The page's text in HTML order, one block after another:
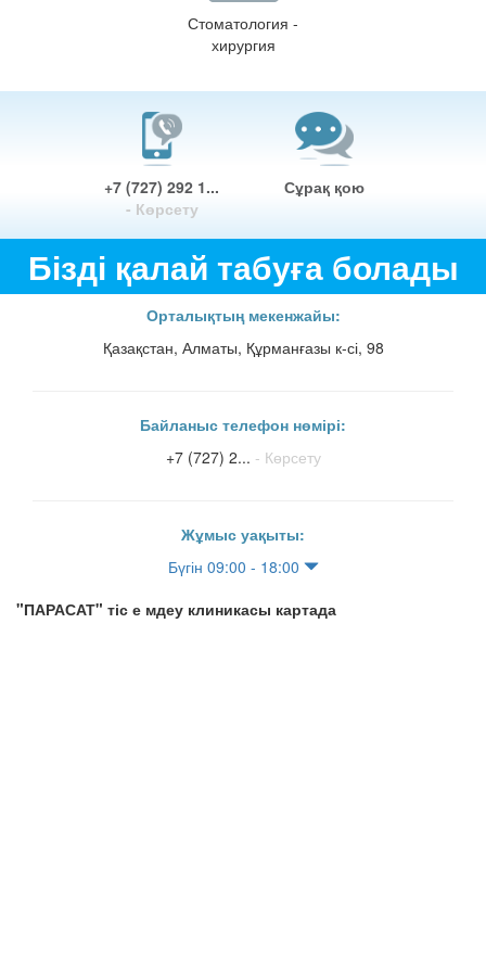
Стоматология -
хирургия
+7 (727) 292 1...
- Көрсету
Сұрақ қою
Бізді қалай табуға болады
Орталықтың мекенжайы:
Қазақстан, Алматы, Құрманғазы к-сі, 98
Байланыс телефон нөмірі:
+7 (727) 2... - Көрсету
Жұмыс уақыты:
Бүгін 09:00 - 18:00
"ПАРАСАТ" тіс е мдеу клиникасы картада